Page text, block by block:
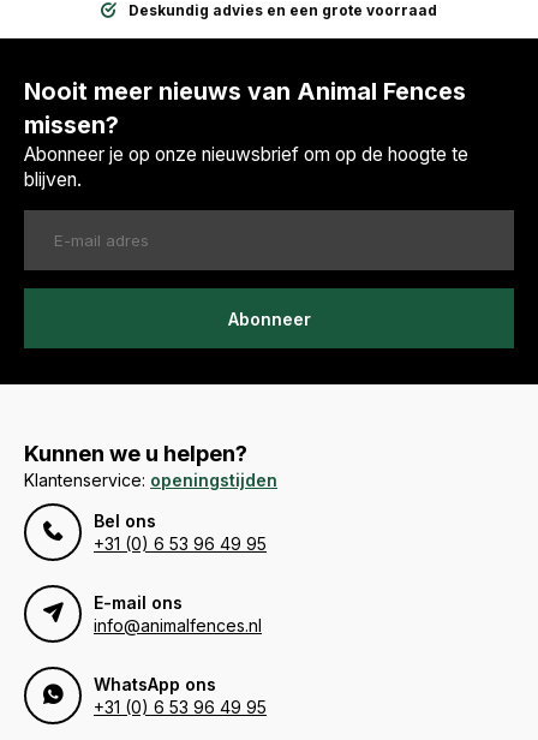
Deskundig advies en een grote voorraad
Nooit meer nieuws van Animal Fences
missen?
Abonneer je op onze nieuwsbrief om op de hoogte te
blijven.
Abonneer
Kunnen we u helpen?
Klantenservice: openingstijden
Bel ons
+31 (0) 6 53 96 49 95
E-mail ons
info@animalfences.nl
WhatsApp ons
+31 (0) 6 53 96 49 95